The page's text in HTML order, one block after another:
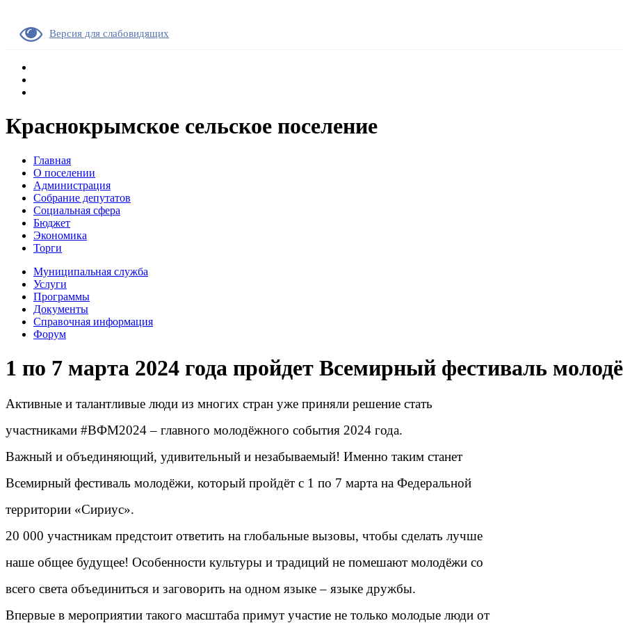
Версия для слабовидящих
Краснокрымское сельское поселение
Главная
О поселении
Администрация
Собрание депутатов
Социальная сфера
Бюджет
Экономика
Торги
Муниципальная служба
Услуги
Программы
Документы
Справочная информация
Форум
1 по 7 марта 2024 года пройдет Всемирный фестиваль
Активные и талантливые люди из многих стран уже приняли решение стать
участниками #ВФМ2024 – главного молодёжного события 2024 года.
Важный и объединяющий, удивительный и незабываемый! Именно таким станет
Всемирный фестиваль молодёжи, который пройдёт с 1 по 7 марта на Федеральной
территории «Сириус».
20 000 участникам предстоит ответить на глобальные вызовы, чтобы сделать лучше
наше общее будущее! Особенности культуры и традиций не помешают молодёжи со
всего света объединиться и заговорить на одном языке – языке дружбы.
Впервые в мероприятии такого масштаба примут участие не только молодые люди от